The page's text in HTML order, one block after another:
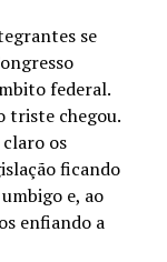
se
federal.
triste chegou.
os
ficando
e, ao
enfiando a